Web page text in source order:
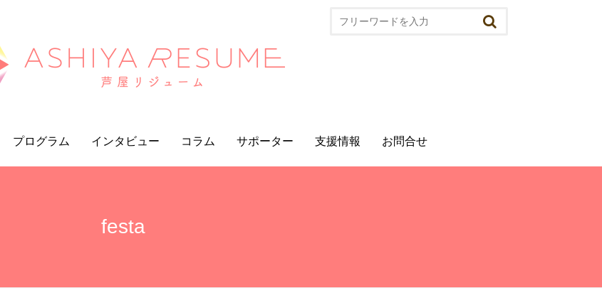
プログラム インタビュー コラム サポーター ⽀援情報 お問合せ
festa